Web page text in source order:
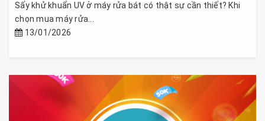
Sấy khử khuẩn UV ở máy rửa bát có thật sự cần thiết? Khi
chọn mua máy rửa...
13/01/2026